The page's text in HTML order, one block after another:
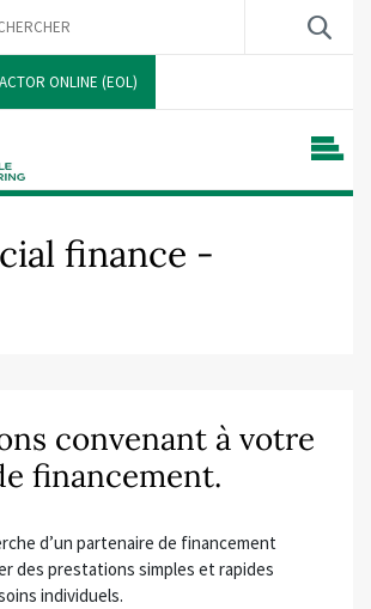
ONLINE (EOL)
finance -
convenant à votre
financement.
d’un partenaire de financement
des prestations simples et rapides
individuels.